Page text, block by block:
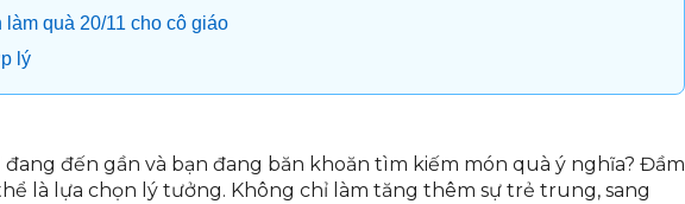
quà 20/11 cho cô giáo
lý
đang đến gần và bạn đang băn khoăn tìm kiếm món quà ý nghĩa? Đầm
là lựa chọn lý tưởng. Không chỉ làm tăng thêm sự trẻ trung, sang